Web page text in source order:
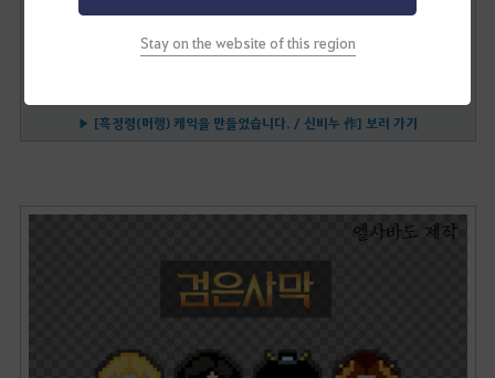
Stay on the website of this region
유검별은 얻지 못했지만,
벨심을 얻으셨으니 다행이에요!!
▶ [흑정령(머랭) 케익을 만들었습니다. / 신비누 作] 보러 가기